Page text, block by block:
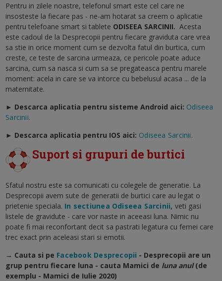
Pentru in zilele noastre, telefonul smart este cel care ne
insosteste la fiecare pas - ne-am hotarat sa creem o aplicatie
pentru telefoane smart si tablete ODISEEA SARCINII. Acesta
este cadoul de la Desprecopii pentru fiecare graviduta care vrea
sa stie in orice moment cum se dezvolta fatul din burtica, cum
creste, ce teste de sarcina urmeaza, ce pericole poate aduce
sarcina, cum sa nasca si cum sa se pregateasca pentru marele
moment: acela in care se va intorce cu bebelusul acasa ... de la
maternitate.
► Descarca aplicatia pentru sisteme Android aici: Odiseea
Sarcinii.
► Descarca aplicatia pentru IOS aici: Odiseea Sarcinii.
Suport si grupuri de burtici
Sfatul nostru este sa comunicati cu colegele de generatie. La
Desprecopii avem sute de generatii de burtici care au legat o
prietenie speciala. In sectiunea Odiseea Sarcinii, veti gasi
listele de gravidute - care vor naste in aceeasi luna. Nimic nu
poate fi mai reconfortant decit sa pastrati legatura cu femei care
trec exact prin aceleasi stari si emotii.
→ Cauta si pe Facebook Desprecopii - Desprecopii are un
grup pentru fiecare luna - cauta Mamici de luna anul (de
exemplu - Mamici de Iulie 2020)